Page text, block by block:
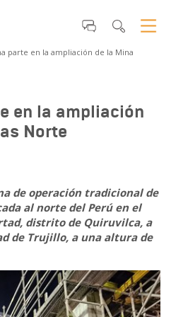
parte en la ampliación de la Mina
en la ampliación
Norte
de operación tradicional de
al norte del Perú en el
distrito de Quiruvilca, a
de Trujillo, a una altura de